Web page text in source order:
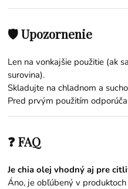
🛡 Upozornenie
Len na vonkajšie použitie (ak
surovina).
Skladujte na chladnom a
Pred prvým použitím
❓ FAQ
Je chia olej vhodný aj pre
Áno, je obľúbený v